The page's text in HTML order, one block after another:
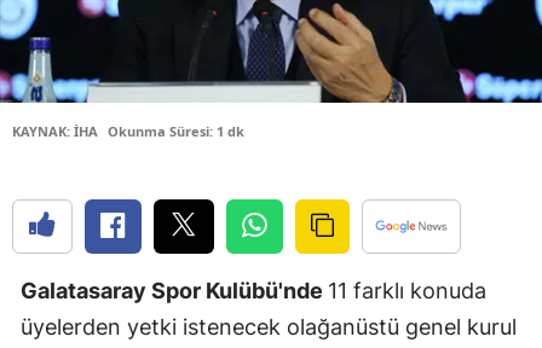
Çankırı
Diyarbakır
Edirne
Elazığ
KAYNAK: İHA Okunma Süresi: 1 dk
Galatasaray Spor Kulübü'nde 11 farklı konuda
üyelerden yetki istenecek olağanüstü genel kurul